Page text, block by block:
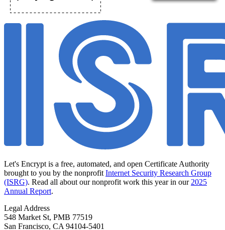
Let's Encrypt is a free, automated, and open Certificate Authority
brought to you by the nonprofit Internet Security Research Group
(ISRG). Read all about our nonprofit work this year in our 2025
Annual Report.
Legal Address
548 Market St, PMB 77519
San Francisco, CA 94104-5401